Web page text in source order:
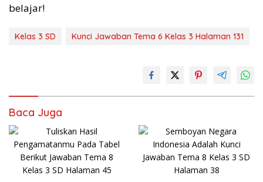
belajar!
Kelas 3 SD Kunci Jawaban Tema 6 Kelas 3 Halaman 131
Baca Juga